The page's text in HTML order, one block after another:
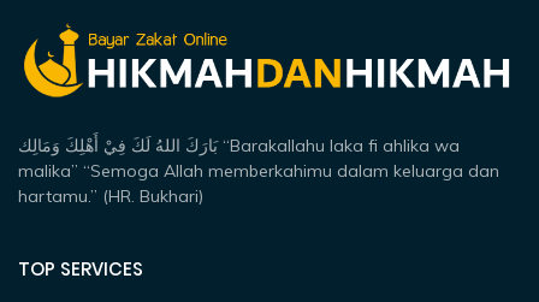
بَارَكَ اللهُ لَكَ فِيْ أَهْلِكَ وَمَالِك “Barakallahu laka fi ahlika wa
malika” “Semoga Allah memberkahimu dalam keluarga dan
hartamu.” (HR. Bukhari)
TOP SERVICES